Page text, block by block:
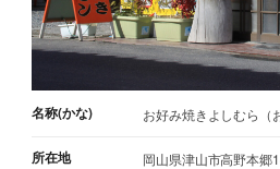
名称(かな) お好み焼きよしむら（
所在地 岡山県津山市高野本郷